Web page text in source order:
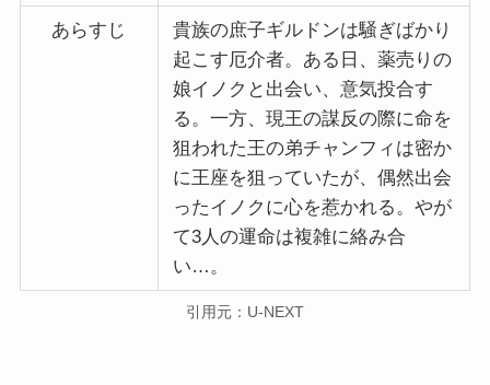
あらすじ
貴族の庶子ギルドンは騒ぎばかり
起こす厄介者。ある日、薬売りの
娘イノクと出会い、意気投合す
る。一方、現王の謀反の際に命を
狙われた王の弟チャンフィは密か
に王座を狙っていたが、偶然出会
ったイノクに心を惹かれる。やが
て3人の運命は複雑に絡み合
い…。
引用元：U-NEXT